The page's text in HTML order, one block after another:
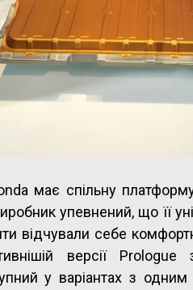
має спільну
упевнений, що її
відчували себе
версії
у варіантах з